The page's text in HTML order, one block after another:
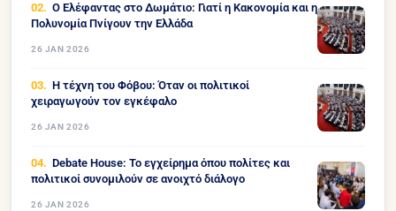
Ο Ελέφαντας στο Δωμάτιο: Γιατί η Κακονομία και η
Πολυνομία Πνίγουν την Ελλάδα
26 JAN 2026
Η τέχνη του Φόβου: Όταν οι πολιτικοί
χειραγωγούν τον εγκέφαλο
26 JAN 2026
Debate House: Το εγχείρημα όπου πολίτες και
πολιτικοί συνομιλούν σε ανοιχτό διάλογο
26 JAN 2026